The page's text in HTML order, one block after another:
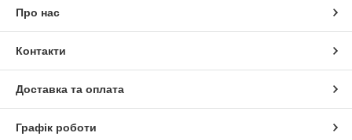
Про нас
Контакти
Доставка та оплата
Графік роботи